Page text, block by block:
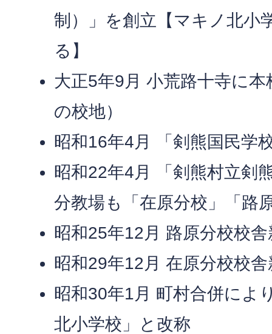
制）」を創立【マキノ北小
る】
大正5年9月 小荒路十寺に
の校地）
昭和16年4月 「剣熊国民学
昭和22年4月 「剣熊村立剣
分教場も「在原分校」「路
昭和25年12月 路原分校校舎
昭和29年12月 在原分校校舎
昭和30年1月 町村合併によ
北小学校」と改称